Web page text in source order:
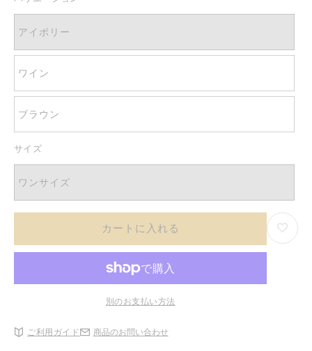
格
アイボリー
ワイン
ブラウン
サイズ
ワンサイズ
カートに入れる
別のお支払い方法
ご利用ガイド 商品のお問い合わせ